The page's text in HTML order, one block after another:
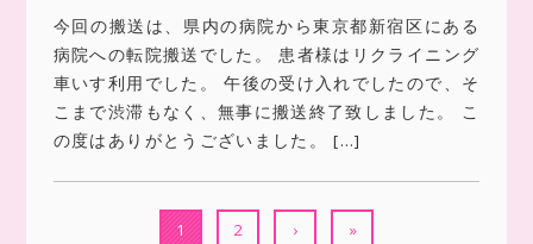
今回の搬送は、県内の病院から東京都新宿区にある
病院への転院搬送でした。 患者様はリクライニング
車いす利用でした。 午後の受け入れでしたので、そ
こまで渋滞もなく、無事に搬送終了致しました。 こ
の度はありがとうございました。 […]
1 2 › »